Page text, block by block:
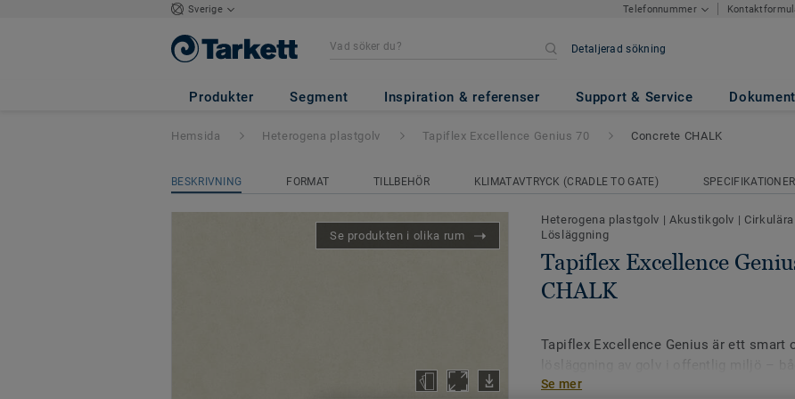
Sverige Telefonnummer
Detaljerad sökning
Produkter Segment Inspiration & referenser Support & Service Dokument
Tapiflex Excellence Genius 70 - Concrete CHALK
Hemsida Heterogena plastgolv Tapiflex Excellence Genius 70 Concrete CHALK
BESKRIVNING FORMAT TILLBEHÖR KLIMATAVTRYCK (CRADLE TO GATE) SPECIFIKATIONER
Se produkten i olika rum
Heterogena plastgolv | Akustikgolv |
Lösläggning
Tapiflex Excellence
CHALK
Tapiflex Excellence Genius är ett smart
till snabba renoveringar. Denna version
Se mer